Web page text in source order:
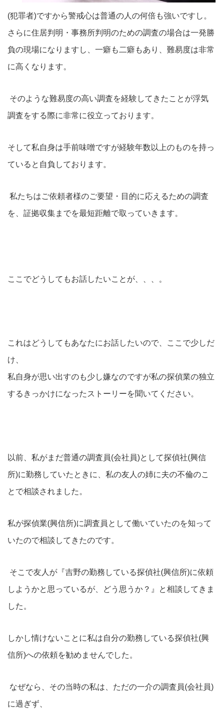
(犯罪者)ですから警戒心は普通の人の何倍も強いですし。
さらに住居判明・事務所判明のための調査の場合は一発勝
負の現場になりますし、一癖も二癖もあり、難易度は非常
に高くなります。
そのような難易度の高い調査を経験してきたことが浮気
調査をする際に非常に役立っております。
そして私自身は手前味噌ですが経験年数以上のものを持っ
ていると自負しております。
私たちはご依頼者様のご要望・目的に応えるための調査
を、証拠収集までを最短距離で取っていきます。
ここでどうしてもお話したいことが、、、。
これはどうしてもあなたにお話したいので、ここで少しだ
け、
私自身が思い出すのも少し嫌なのですが私の探偵業の独立
するきっかけになったストーリーを聞いてください。
以前、私がまだ普通の調査員(会社員)として探偵社(興信
所)に勤務していたときに、私の友人の姉に夫の不倫のこ
とで相談されました。
私が探偵業(興信所)に調査員として働いていたのを知って
いたので相談してきたのです。
そこで友人が『吉野の勤務している探偵社(興信所)に依頼
しようかと思っているが、どう思うか？』と相談してきま
した。
しかし情けないことに私は自分の勤務している探偵社(興
信所)への依頼を勧めませんでした。
なぜなら、その当時の私は、ただの一介の調査員(会社員)
に過ぎず、